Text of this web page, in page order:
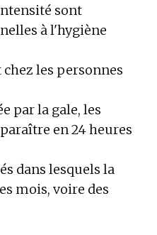
sont
à l'hygiène
les personnes
par la gale, les
en 24 heures
dans lesquels la
mois, voire des